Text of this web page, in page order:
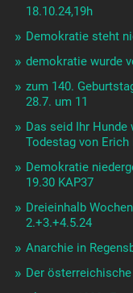
18.10.24,19h
Demokratie steht
demokratie wurde
zum 140.
28.7. um 11
Das seid Ihr
Todestag von
Demokratie
19.30 KAP37
Dreieinhalb
2.+3.+4.5.24
Anarchie in
Der